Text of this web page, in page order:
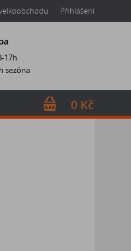
Přihlášení
17h
sezóna
0 Kč